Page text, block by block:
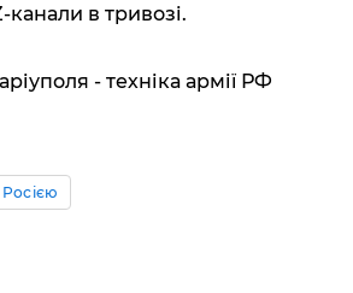
канали в тривозі.
- техніка армії РФ
Росією